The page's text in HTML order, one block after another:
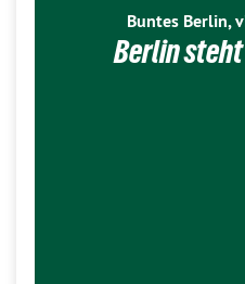
Buntes Berlin,
Berlin